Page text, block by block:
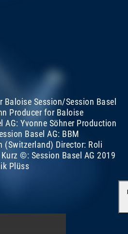
Baloise Session/Session Basel
Producer for Baloise
AG: Yvonne Söhner Production
Basel AG: BBM
(Switzerland) Director: Roli
©: Session Basel AG 2019
Plüss